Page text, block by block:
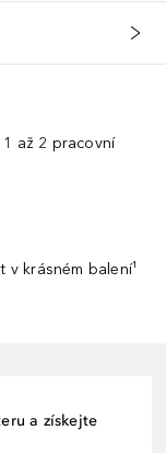
až 2 pracovní
krásném balení¹
a získejte